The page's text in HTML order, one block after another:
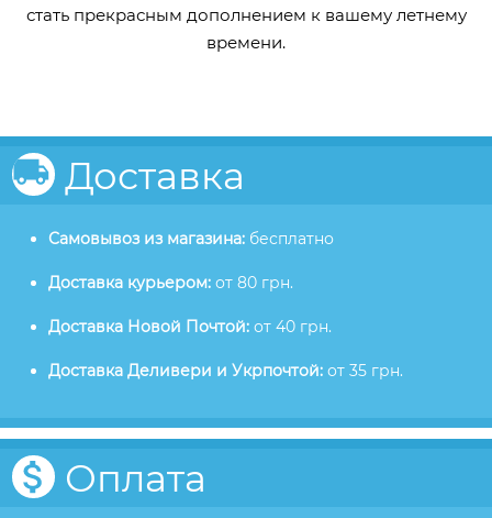
стать прекрасным дополнением к вашему летнему
времени.
Доставка
Самовывоз из магазина: бесплатно
Доставка курьером: от 80 грн.
Доставка Новой Почтой: от 40 грн.
Доставка Деливери и Укрпочтой: от 35 грн.
Оплата